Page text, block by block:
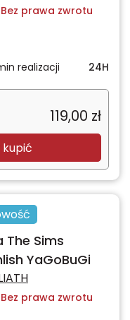
Bez prawa zwrotu
realizacji 24H
119,00 zł
kupić
The Sims
YaGoBuGi
Bez prawa zwrotu